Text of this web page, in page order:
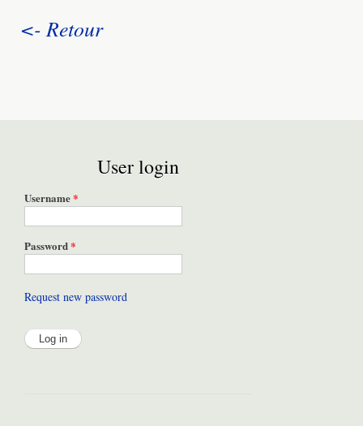
<- Retour
User login
Username*
Password*
Request new password